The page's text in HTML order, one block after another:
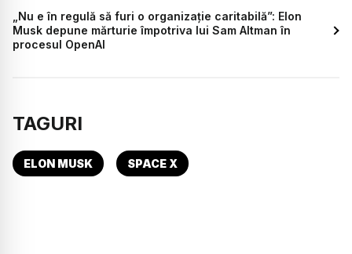
„Nu e în regulă să furi o organizație caritabilă”: Elon
Musk depune mărturie împotriva lui Sam Altman în
procesul OpenAI
TAGURI
ELON MUSK SPACE X